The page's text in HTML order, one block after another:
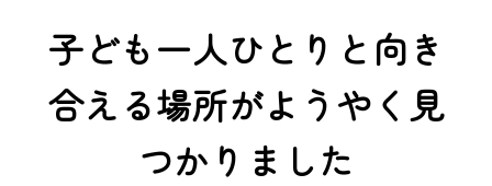
子ども一人ひとりと向き
合える場所がようやく見
つかりました